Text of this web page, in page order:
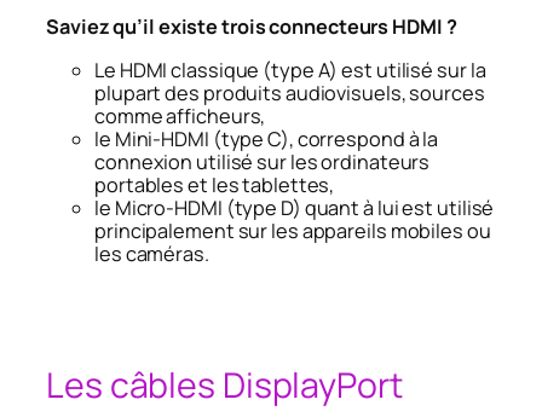
Saviez qu’il existe trois connecteurs HDMI ?
Le HDMI classique (type A) est utilisé sur la
plupart des produits audiovisuels, sources
comme afficheurs,
le Mini-HDMI (type C), correspond à la
connexion utilisé sur les ordinateurs
portables et les tablettes,
le Micro-HDMI (type D) quant à lui est utilisé
principalement sur les appareils mobiles ou
les caméras.
Les câbles DisplayPort